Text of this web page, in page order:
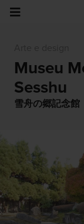
Museu
Sesshu
雪舟の郷記念館